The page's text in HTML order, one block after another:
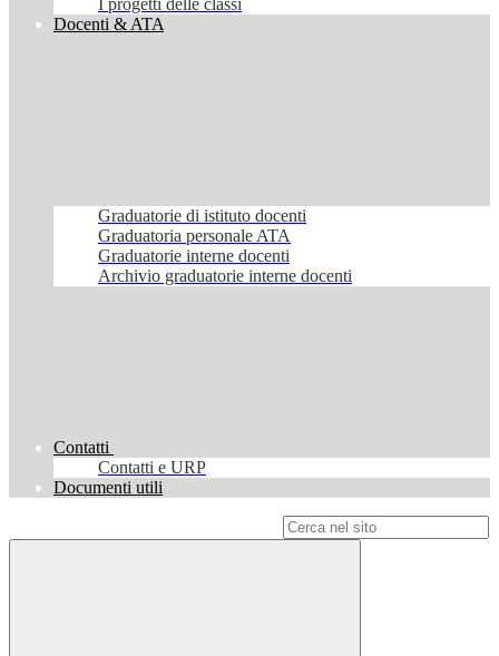
I progetti delle classi
Docenti & ATA
Graduatorie di istituto docenti
Graduatoria personale ATA
Graduatorie interne docenti
Archivio graduatorie interne docenti
Contatti
Contatti e URP
Documenti utili